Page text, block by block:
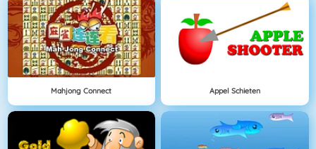
Mahjong Connect Appel Schieten